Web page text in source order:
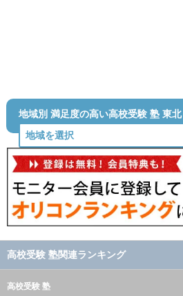
地域別 満足度の高い高校受験 塾 東北
高校受験 塾関連ランキング
高校受験 塾